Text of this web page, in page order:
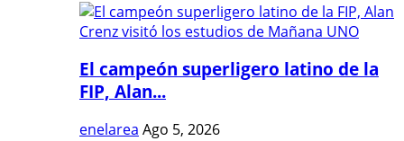
El campeón superligero latino de la
FIP, Alan...
enelarea Ago 5, 2026